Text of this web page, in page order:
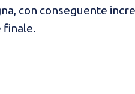
con conseguente